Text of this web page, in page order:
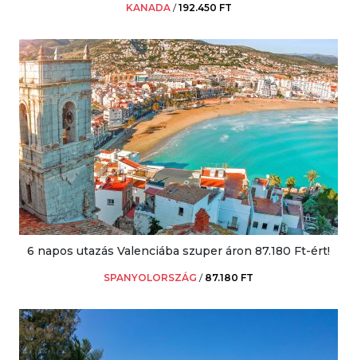
KANADA /192.450 FT
6 napos utazás Valenciába szuper áron 87.180 Ft-ért!
SPANYOLORSZÁG / 87.180 FT